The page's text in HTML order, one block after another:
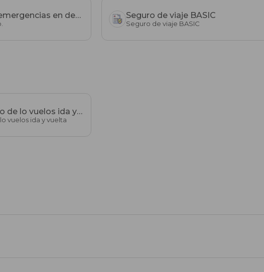
Teléfono 24h para emergencias en destino. Seguro de viaje BASIC
Seguro de viaje BASIC
Pide tu presupuesto de lo vuelos ida y vuelta
vuelos ida y vuelta